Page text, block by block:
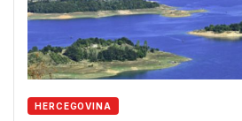
HERCEGOVINA